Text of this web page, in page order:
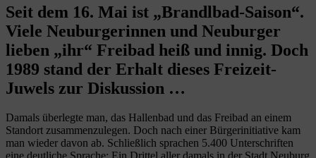
Seit dem 16. Mai ist „Brandlbad-Saison“.
Viele Neuburgerinnen und Neuburger
lieben „ihr“ Freibad heiß und innig. Doch
1989 stand der Erhalt dieses Freizeit-
Juwels zur Diskussion …
Damals überlegte man, das Hallenbad und das Freibad an einem
Standort zusammenzulegen. Doch nach einer Bürgerinitiative kam
man wieder davon ab. Schließlich sprachen 5.400 Unterschriften